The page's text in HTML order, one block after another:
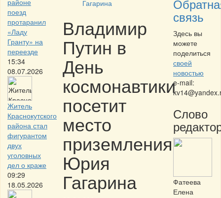
районе
поезд
протаранил
«Ладу
Гранту» на
переезде
15:34
08.07.2026
Житель
Краснокутского
района стал
фигурантом
двух
уголовных
дел о краже
09:29
18.05.2026
Гагарина
Владимир
Путин в
День
космонавтики
посетит
место
приземления
Юрия
Гагарина
связь
Здесь вы
можете
поделиться
своей
новостью
e-mail:
Слово
Фатеева
Елена